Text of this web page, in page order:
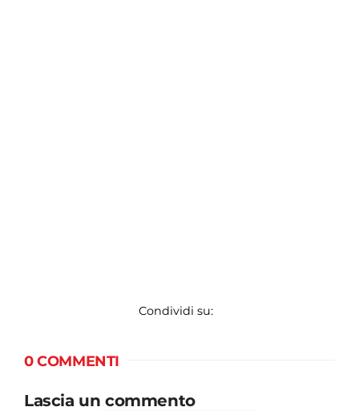
Condividi su:
0 COMMENTI
Lascia un commento